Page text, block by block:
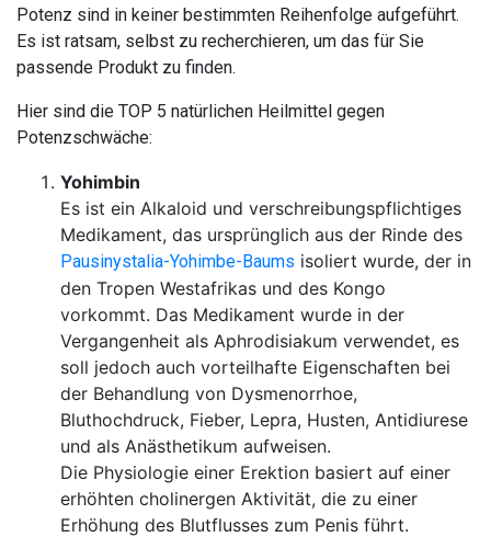
Potenz sind in keiner bestimmten Reihenfolge aufgeführt.
Es ist ratsam, selbst zu recherchieren, um das für Sie
passende Produkt zu finden.
Hier sind die TOP 5 natürlichen Heilmittel gegen
Potenzschwäche:
Yohimbin
Es ist ein Alkaloid und verschreibungspflichtiges
Medikament, das ursprünglich aus der Rinde des
Pausinystalia-Yohimbe-Baums isoliert wurde, der in
den Tropen Westafrikas und des Kongo
vorkommt. Das Medikament wurde in der
Vergangenheit als Aphrodisiakum verwendet, es
soll jedoch auch vorteilhafte Eigenschaften bei
der Behandlung von Dysmenorrhoe,
Bluthochdruck, Fieber, Lepra, Husten, Antidiurese
und als Anästhetikum aufweisen.
Die Physiologie einer Erektion basiert auf einer
erhöhten cholinergen Aktivität, die zu einer
Erhöhung des Blutflusses zum Penis führt.